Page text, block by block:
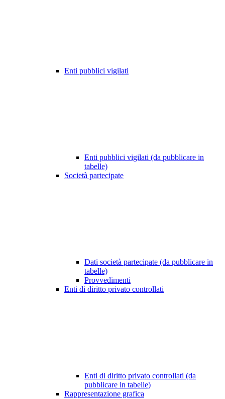
Enti pubblici vigilati
Enti pubblici vigilati (da pubblicare in
tabelle)
Società partecipate
Dati società partecipate (da pubblicare in
tabelle)
Provvedimenti
Enti di diritto privato controllati
Enti di diritto privato controllati (da
pubblicare in tabelle)
Rappresentazione grafica